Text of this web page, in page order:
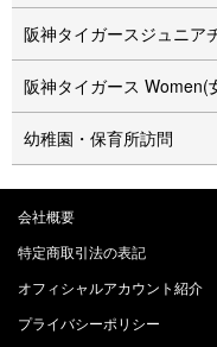
阪神タイガースジュニア
阪神タイガース Women(
幼稚園・保育所訪問
会社概要
特定商取引法の表記
オフィシャルアカウント紹介
プライバシーポリシー